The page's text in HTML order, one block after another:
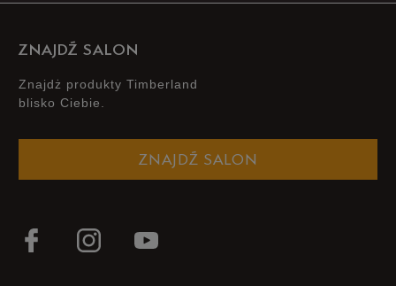
ZNAJDŹ SALON
Znajdż produkty Timberland
blisko Ciebie.
ZNAJDŹ SALON